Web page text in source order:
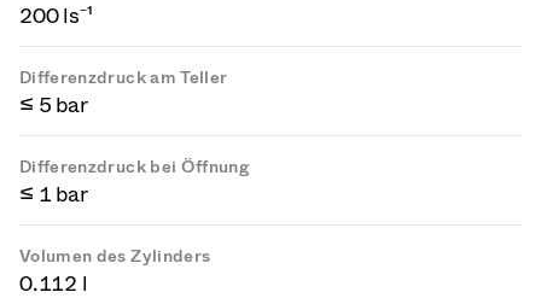
200 ls⁻¹
Differenzdruck am Teller
≤ 5 bar
Differenzdruck bei Öffnung
≤ 1 bar
Volumen des Zylinders
0.112 l